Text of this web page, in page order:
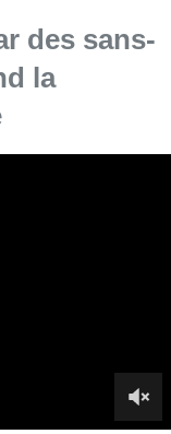
des sans-
la
le
privé avant
de repos vide
faire l’objet